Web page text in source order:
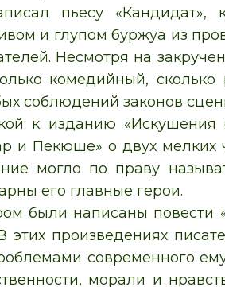
пьесу «Кандидат»,
и глупом буржуа из
Несмотря на
комедийный,
соблюдений законов
к изданию
и Пекюше» о двух мелких
могло по праву
его главные герои.
были написаны повести
этих произведениях
современного
морали и